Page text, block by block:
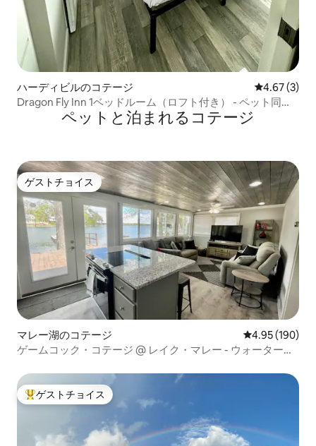
ハーディビルのコテージ レビュー3
4.67 (3)
Dragon Fly Inn 1ベッドルーム（ロフト付き） - ペット同伴
ペットと泊まれるコテージ
ゲストチョイス
ゲストチョイス
マレー湖のコテージ レビュー190
4.95 (190)
ゲームコック・コテージ @ レイク・マレー - ウォーターフ
大好評のゲストチョイスです。
ゲストチョイス